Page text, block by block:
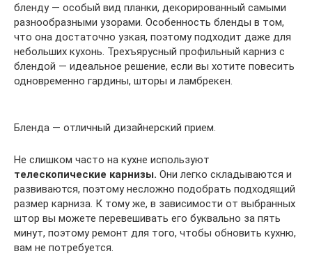
бленду — особый вид планки, декорированный самыми
разнообразными узорами. Особенность бленды в том,
что она достаточно узкая, поэтому подходит даже для
небольших кухонь. Трехъярусный профильный карниз с
блендой — идеальное решение, если вы хотите повесить
одновременно гардины, шторы и ламбрекен.
Бленда — отличный дизайнерский прием.
Не слишком часто на кухне используют
телескопические карнизы. Они легко складываются и
развиваются, поэтому несложно подобрать подходящий
размер карниза. К тому же, в зависимости от выбранных
штор вы можете перевешивать его буквально за пять
минут, поэтому ремонт для того, чтобы обновить кухню,
вам не потребуется.